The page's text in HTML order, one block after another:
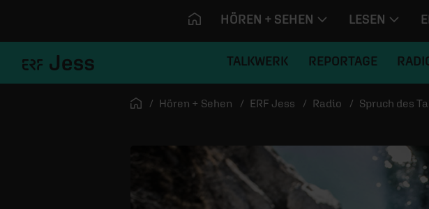
HÖREN + SEHEN LESEN
TALKWERK REPORTAGE
Startseite
Hören + Sehen ERF Jess Radio Spruch des